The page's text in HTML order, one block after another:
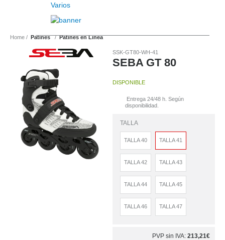
Varios
Home Patines Patines en Linea
SSK-GT80-WH-41
SEBA GT 80
DISPONIBLE
Entrega 24/48 h. Según
disponibilidad.
TALLA
TALLA 40 TALLA 41
TALLA 42 TALLA 43
TALLA 44 TALLA 45
TALLA 46 TALLA 47
PVP sin IVA: 213,21€